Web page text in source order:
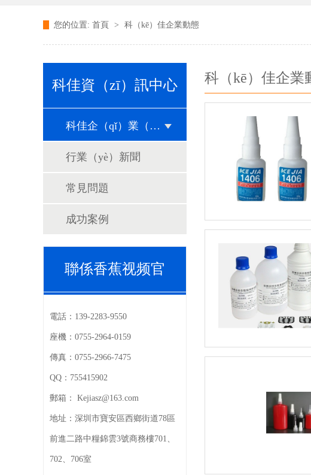
科佳UV無影膠水動態 科佳快幹膠動態
您的位置: 首頁 > 科（kē）佳企業動態
科佳資（zī）訊中心
科佳企（qǐ）業（yè）動態
行業（yè）新聞
常見問題
成功案例
聯係香蕉视频官
電話： 139-2283-9550
座機： 0755-2964-0159
傳真： 0755-2966-7475
QQ： 755415902
郵箱： Kejiasz@163.com
地址： 深圳市寶安區西鄉街道78區
前進二路中糧錦雲3號商務樓701、
702、706室
科（kē）佳企業